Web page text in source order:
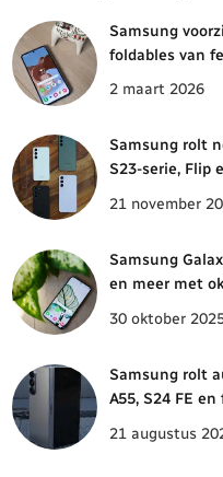
Samsung
foldables van
2 maart 2026
Samsung rolt
S23-serie, Flip
21 november
Samsung
en meer met
30 oktober
Samsung rolt
A55, S24 FE
21 augustus